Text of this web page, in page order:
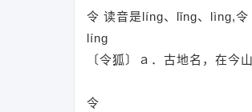
令 读音是líng、lǐng、lìng,令
líng
〔令狐〕ａ．古地名，在今
令